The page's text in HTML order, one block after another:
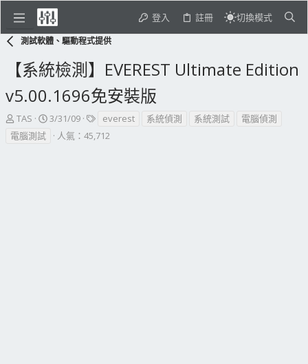
登入 註冊 切換模式
測試軟體、驅動程式提供
【系統檢測】EVEREST Ultimate Edition
v5.00.1696免安裝版
主
題
發
TAS
開
3/31/09
標
籤
everest 系統偵測 系統測試
電腦偵測
電腦測試
人氣：45,712